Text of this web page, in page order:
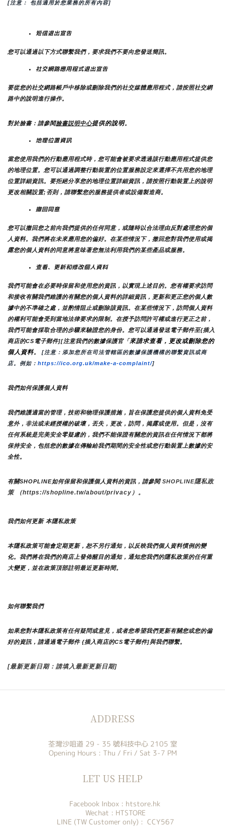
[注意： 包括適用於您業務的所有內容]
短信退出宣告
您可以通過以下方式聯繫我們，要求我們不要向您發送簡訊。
社交網路應用程式退出宣告
要從您的社交網路帳戶中移除或刪除我們的社交媒體應用程式，請按照社交網
路中的說明進行操作。
對於臉書：請參閱臉書説明中心提供的說明。
地理位置資訊
當您使用我們的行動應用程式時，您可能會被要求透過該行動應用程式提供您
的地理位置。您可以通過調整行動裝置的位置服務設定來選擇不共用您的地理
位置詳細資訊。要拒絕分享您的地理位置詳細資訊，請按照行動裝置上的說明
更改相關設置;否則，請聯繫您的服務提供者或設備製造商。
撤回同意
您可以撤回您之前向我們提供的任何同意，或隨時以合法理由反對處理您的個
人資料。我們將在未來應用您的偏好。在某些情況下，撤回您對我們使用或揭
露您的個人資料的同意將意味著您無法利用我們的某些產品或服務。
查看、更新和修改個人資料
我們可能會在必要時保留和使用您的資訊，以實現上述目的。您有權要求訪問
和接收有關我們維護的有關您的個人資料的詳細資訊，更新和更正您的個人數
據中的不準確之處，並酌情阻止或刪除該資訊。在某些情況下，訪問個人資料
的權利可能會受到當地法律要求的限制。在授予訪問許可權或進行更正之前，
我們可能會採取合理的步驟來驗證您的身份。您可以通過發送電子郵件至{插入
商店的CS電子郵件][注意我們的數據保護官「來請求查看，更改或刪除您的
個人資料。
[注意：添加您所在司法管轄區的數據保護機構的聯繫資訊或商
店。例如： https://ico.org.uk/make-a-complaint/]
我們如何保護個人資料
我們維護適當的管理，技術和物理保護措施，旨在保護您提供的個人資料免受
意外，非法或未經授權的破壞，丟失，更改，訪問，揭露或使用。但是，沒有
任何系統是完美安全零疑慮的，我們不能保證有關您的資訊在任何情況下都將
保持安全，包括您的數據在傳輸給我們期間的安全性或您行動裝置上數據的安
全性。
有關SHOPLINE如何保留和保護個人資料的資訊，請參閱 SHOPLINE隱私政
策 （https://shopline.tw/about/privacy）。
我們如何更新 本隱私政策
本隱私政策可能會定期更新，恕不另行通知，以反映我們個人資料慣例的變
化。我們將在我們的商店上發佈醒目的通知，通知您我們的隱私政策的任何重
大變更，並在政策頂部註明最近更新時間。
如何聯繫我們
如果您對本隱私政策有任何疑問或意見，或者您希望我們更新有關您或您的偏
好的資訊，請通過電子郵件 {插入商店的CS電子郵件]與我們聯繫。
[最新更新日期：請填入最新更新日期]
ADDRESS
荃灣沙咀道 29 - 35 號科技中心 2105 室
Opening Hours : Thu / Fri / Sat 3-7 PM
LET US HELP
Facebook Inbox : htstore.hk
Wechat : HTSTORE
LINE (TW Customer only) : CCY567